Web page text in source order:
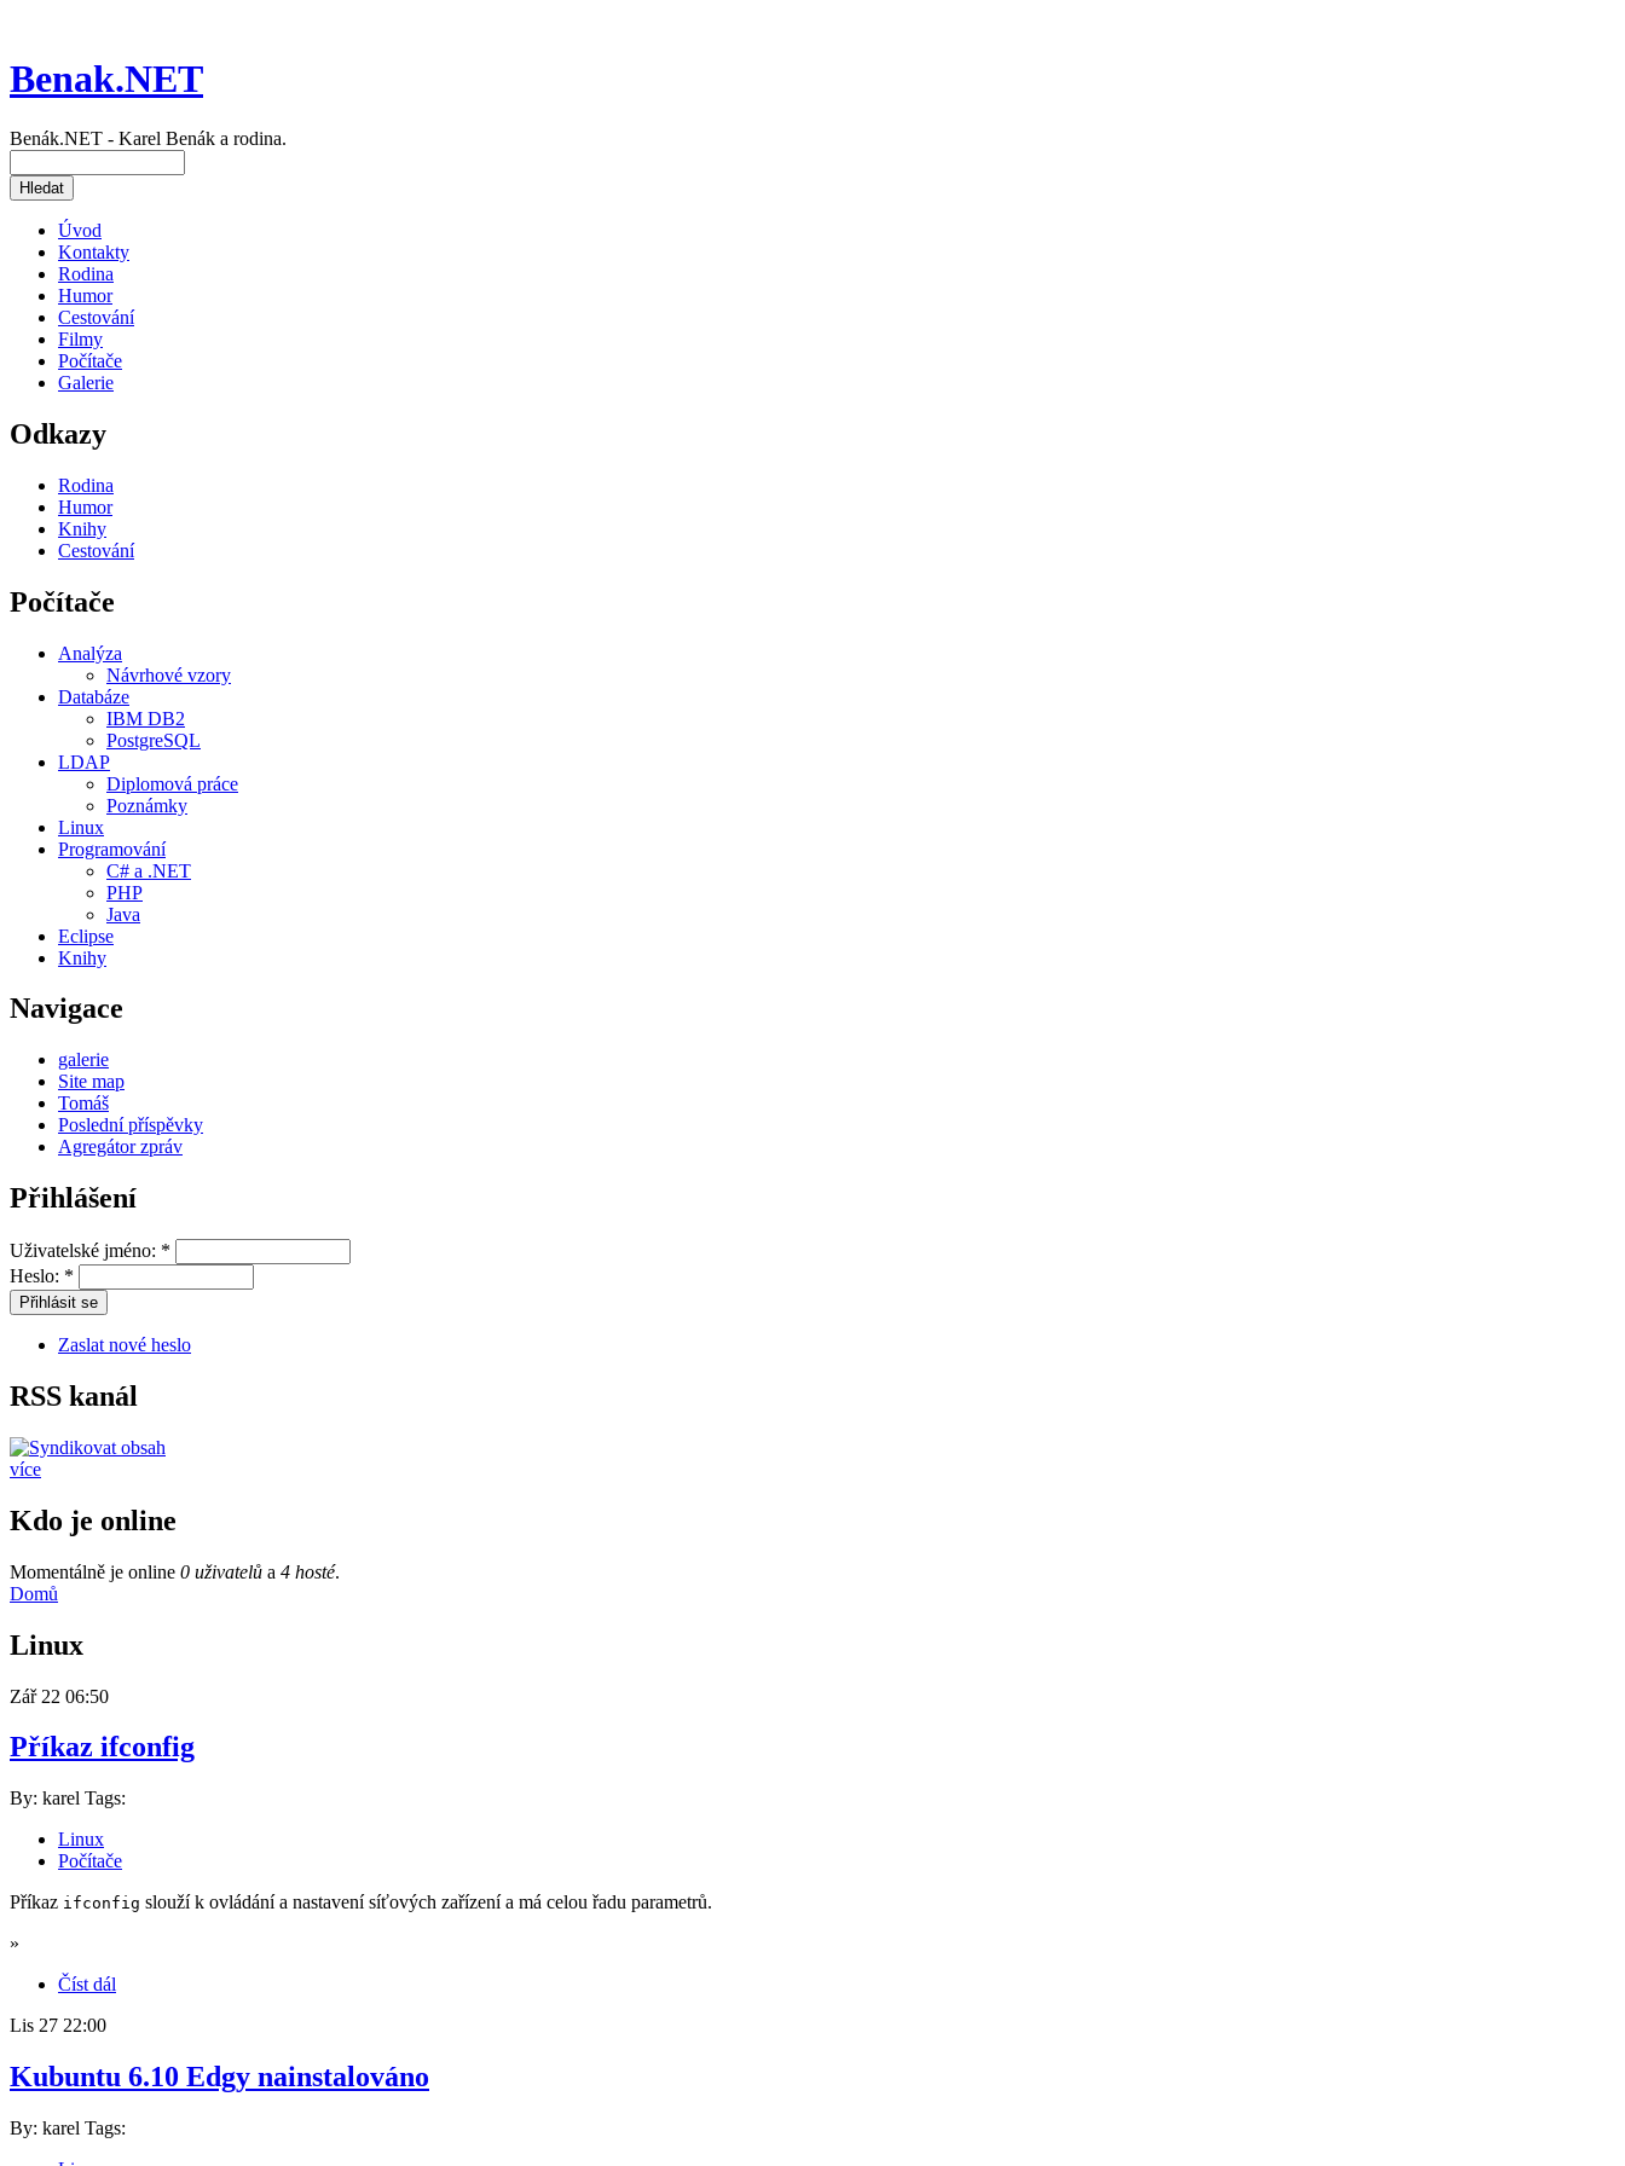
Benak.NET
Benák.NET - Karel Benák a rodina.
Úvod
Kontakty
Rodina
Humor
Cestování
Filmy
Počítače
Galerie
Odkazy
Rodina
Humor
Knihy
Cestování
Počítače
Analýza
Návrhové vzory
Databáze
IBM DB2
PostgreSQL
LDAP
Diplomová práce
Poznámky
Linux
Programování
C# a .NET
PHP
Java
Eclipse
Knihy
Navigace
galerie
Site map
Tomáš
Poslední příspěvky
Agregátor zpráv
Přihlášení
Uživatelské jméno: *
Heslo: *
Zaslat nové heslo
RSS kanál
více
Kdo je online
Momentálně je online 0 uživatelů a 4 hosté.
Domů
Linux
Zář 22 06:50
Příkaz ifconfig
By: karel Tags:
Linux
Počítače
Příkaz ifconfig slouží k ovládání a nastavení síťových zařízení a má celou řadu parametrů.
»
Číst dál
Lis 27 22:00
Kubuntu 6.10 Edgy nainstalováno
By: karel Tags: